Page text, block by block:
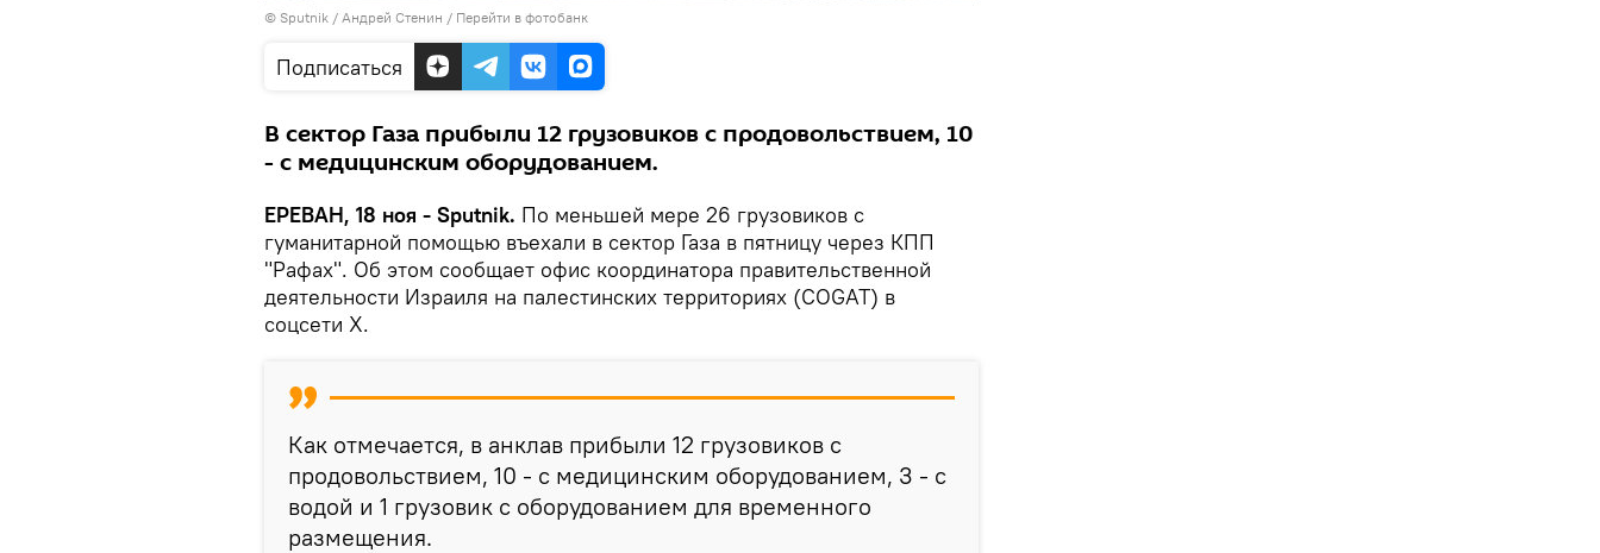
© Sputnik / Андрей Стенин / Перейти в фотобанк
Подписаться
В сектор Газа прибыли 12 грузовиков с продовольствием, 10
- с медицинским оборудованием.
ЕРЕВАН, 18 ноя - Sputnik. По меньшей мере 26 грузовиков с
гуманитарной помощью въехали в сектор Газа в пятницу через КПП
"Рафах". Об этом сообщает офис координатора правительственной
деятельности Израиля на палестинских территориях (COGAT) в
соцсети Х.
Как отмечается, в анклав прибыли 12 грузовиков с
продовольствием, 10 - с медицинским оборудованием, 3 - с
водой и 1 грузовик с оборудованием для временного
размещения.